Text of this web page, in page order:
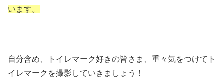
います。
自分含め、トイレマーク好きの皆さま、重々気をつけてト
イレマークを撮影していきましょう！